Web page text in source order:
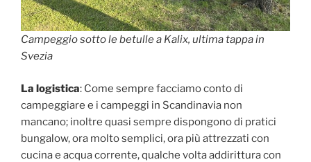
Campeggio sotto le betulle a Kalix, ultima tappa in
Svezia
La logistica: Come sempre facciamo conto di
campeggiare e i campeggi in Scandinavia non
mancano; inoltre quasi sempre dispongono di pratici
bungalow, ora molto semplici, ora più attrezzati con
cucina e acqua corrente, qualche volta addirittura con